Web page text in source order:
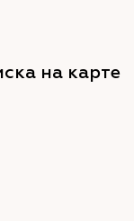
на карте